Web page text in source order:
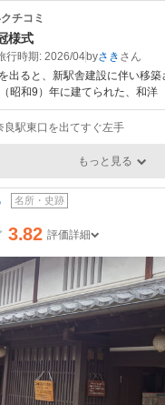
チコミ
様式
行時期: 2026/04byさき
出ると、新駅舎建設に伴い移
昭和9）年に建てられた、和洋
良駅東口を出てすぐ左手
もっと見る
名所・史跡
3.82 評価詳細